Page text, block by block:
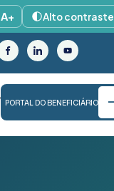
A+ Alto contraste
PORTAL DO BENEFICIÁRIO